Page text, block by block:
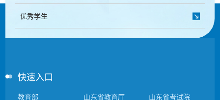
优秀学生
快速入口
教育部 山东省教育厅 山东省考试院